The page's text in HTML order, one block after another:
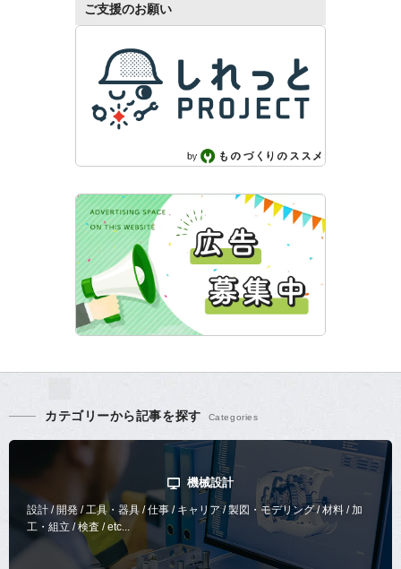
ご支援のお願い
カテゴリーから記事を探す
機械設計
設計 / 開発 / 工具・器具 / 仕事 / キャリア / 製図・モデリング / 材料 / 加
工・組立 / 検査 / etc...